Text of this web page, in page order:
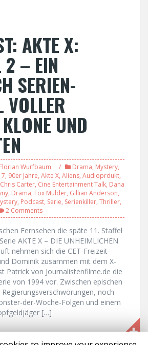
AKTE X:
2 – EIN
SERIEN-
VOLLER
UND
Florian Wurfbaum Drama, Mystery,
, 90er Jahre, Akte X, Aliens, Audioprdukt,
Chris Carter, Cine Entertainment Talk, Dana
, Drama, Fox Mulder, Gillian Anderson,
, Podcast, Serie, Serienkiller, Thriller,
2 Comments
Fernsehen die späte 11. Staffel
AKTE X – DIE UNHEIMLICHEN
nehmen sich die CET-Freizeit-
Dominik zusammen mit dem X-
Patrick von Journalistenfilme.de die
von 1994 vor. Zwischen epischen
noch
der-Woche-Folgen und einem
[…]